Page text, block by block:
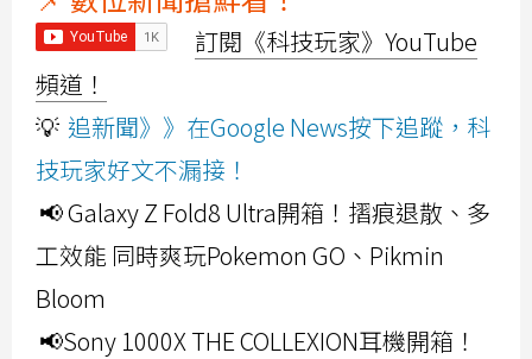
訂閱《科技玩家》YouTube
頻道！
💡 追新聞》》在Google News按下追蹤，科
技玩家好文不漏接！
📢 Galaxy Z Fold8 Ultra開箱！摺痕退散、多
工效能 同時爽玩Pokemon GO、Pikmin
Bloom
📢Sony 1000X THE COLLEXION耳機開箱！